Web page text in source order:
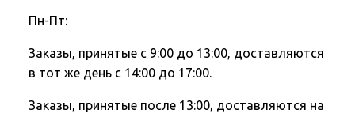
Пн-Пт:
Заказы, принятые с 9:00 до 13:00, доставляются
в тот же день с 14:00 до 17:00.
Заказы, принятые после 13:00, доставляются на